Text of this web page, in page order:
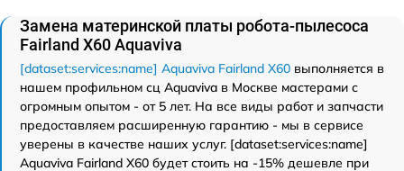
Замена материнской платы робота-пылесоса
Fairland X60 Aquaviva
[dataset:services:name] Aquaviva Fairland X60 выполняется в
нашем профильном сц Aquaviva в Москве мастерами с
огромным опытом - от 5 лет. На все виды работ и запчасти
предоставляем расширенную гарантию - мы в сервисе
уверены в качестве наших услуг. [dataset:services:name]
Aquaviva Fairland X60 будет стоить на -15% дешевле при